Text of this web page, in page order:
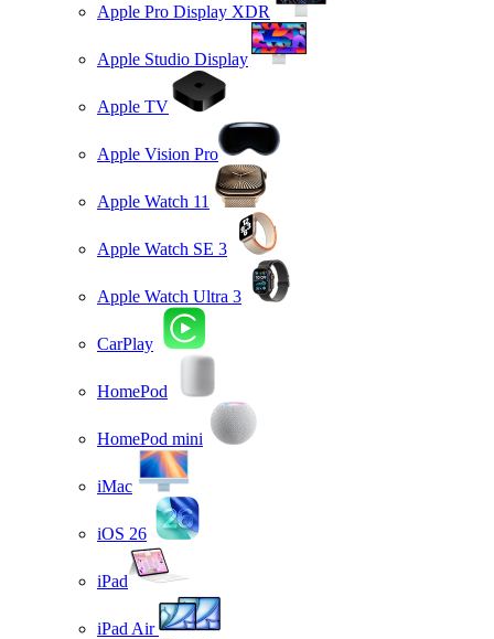
Apple Pro Display XDR
Apple Studio Display
Apple TV
Apple Vision Pro
Apple Watch 11
Apple Watch SE 3
Apple Watch Ultra 3
CarPlay
HomePod
HomePod mini
iMac
iOS 26
iPad
iPad Air